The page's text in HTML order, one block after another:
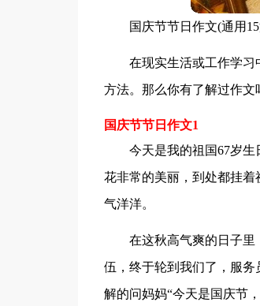
国庆节节日作文(通用
在现实生活或工作学习
方法。那么你有了解过作文
国庆节节日作文1
今天是我的祖国67岁
花非常的美丽，到处都挂
气洋洋。
在这秋高气爽的日子里
伍，终于轮到我们了，服
解的问妈妈“今天是国庆节